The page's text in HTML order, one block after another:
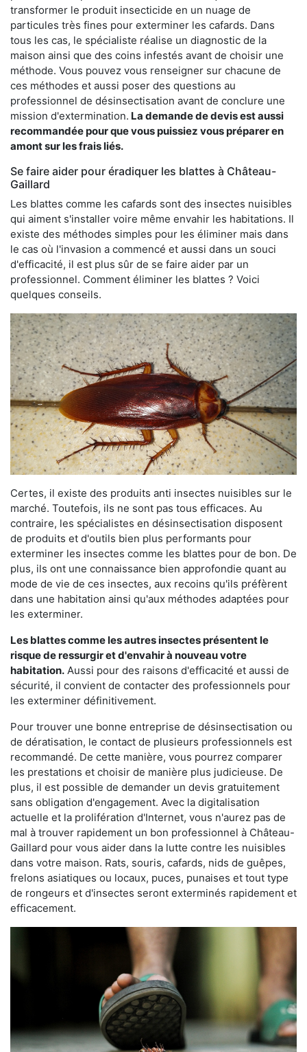
transformer le produit insecticide en un nuage de
particules très fines pour exterminer les cafards. Dans
tous les cas, le spécialiste réalise un diagnostic de la
maison ainsi que des coins infestés avant de choisir une
méthode. Vous pouvez vous renseigner sur chacune de
ces méthodes et aussi poser des questions au
professionnel de désinsectisation avant de conclure une
mission d'extermination. La demande de devis est aussi
recommandée pour que vous puissiez vous préparer en
amont sur les frais liés.
Se faire aider pour éradiquer les blattes à Château-
Gaillard
Les blattes comme les cafards sont des insectes nuisibles
qui aiment s'installer voire même envahir les habitations. Il
existe des méthodes simples pour les éliminer mais dans
le cas où l'invasion a commencé et aussi dans un souci
d'efficacité, il est plus sûr de se faire aider par un
professionnel. Comment éliminer les blattes ? Voici
quelques conseils.
Certes, il existe des produits anti insectes nuisibles sur le
marché. Toutefois, ils ne sont pas tous efficaces. Au
contraire, les spécialistes en désinsectisation disposent
de produits et d'outils bien plus performants pour
exterminer les insectes comme les blattes pour de bon. De
plus, ils ont une connaissance bien approfondie quant au
mode de vie de ces insectes, aux recoins qu'ils préfèrent
dans une habitation ainsi qu'aux méthodes adaptées pour
les exterminer.
Les blattes comme les autres insectes présentent le
risque de ressurgir et d'envahir à nouveau votre
habitation. Aussi pour des raisons d'efficacité et aussi de
sécurité, il convient de contacter des professionnels pour
les exterminer définitivement.
Pour trouver une bonne entreprise de désinsectisation ou
de dératisation, le contact de plusieurs professionnels est
recommandé. De cette manière, vous pourrez comparer
les prestations et choisir de manière plus judicieuse. De
plus, il est possible de demander un devis gratuitement
sans obligation d'engagement. Avec la digitalisation
actuelle et la prolifération d'Internet, vous n'aurez pas de
mal à trouver rapidement un bon professionnel à Château-
Gaillard pour vous aider dans la lutte contre les nuisibles
dans votre maison. Rats, souris, cafards, nids de guêpes,
frelons asiatiques ou locaux, puces, punaises et tout type
de rongeurs et d'insectes seront exterminés rapidement et
efficacement.